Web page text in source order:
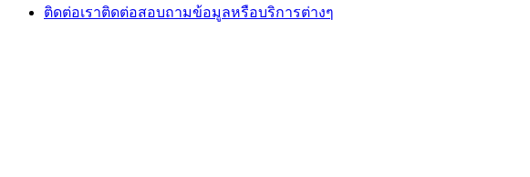
ติดต่อเราติดต่อสอบถามข้อมูลหรือบริการต่างๆ